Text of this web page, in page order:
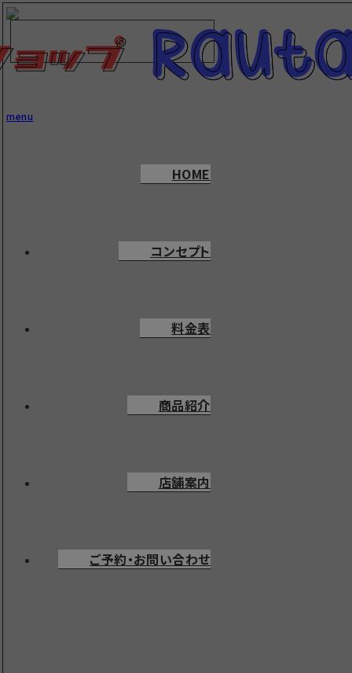
menu
HOME
コンセプト
料金表
商品紹介
店舗案内
ご予約・お問い合わせ